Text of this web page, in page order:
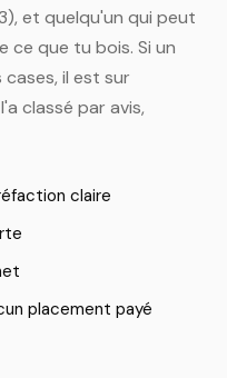
et quelqu'un qui peut
ce que tu bois. Si un
il est sur
classé par avis,
claire
placement payé